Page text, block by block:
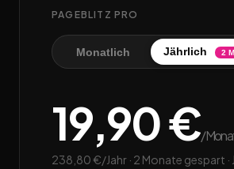
PAGEBLITZ PRO
Monatlich Jährlich 2
19,90 €/
238,80 €/Jahr · 2 Monate gespart ·